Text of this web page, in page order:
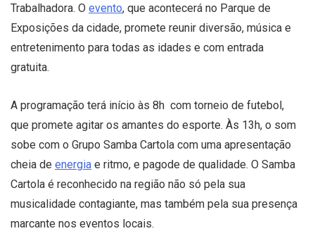
Trabalhadora. O evento, que acontecerá no Parque de
Exposições da cidade, promete reunir diversão, música e
entretenimento para todas as idades e com entrada
gratuita.
A programação terá início às 8h com torneio de futebol,
que promete agitar os amantes do esporte. Às 13h, o som
sobe com o Grupo Samba Cartola com uma apresentação
cheia de energia e ritmo, e pagode de qualidade. O Samba
Cartola é reconhecido na região não só pela sua
musicalidade contagiante, mas também pela sua presença
marcante nos eventos locais.